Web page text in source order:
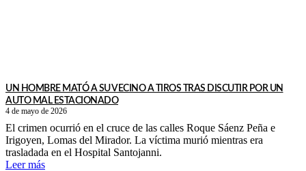
UN HOMBRE MATÓ A SU VECINO A TIROS TRAS DISCUTIR POR UN
AUTO MAL ESTACIONADO
4 de mayo de 2026
El crimen ocurrió en el cruce de las calles Roque Sáenz Peña e
Irigoyen, Lomas del Mirador. La víctima murió mientras era
trasladada en el Hospital Santojanni.
Leer más